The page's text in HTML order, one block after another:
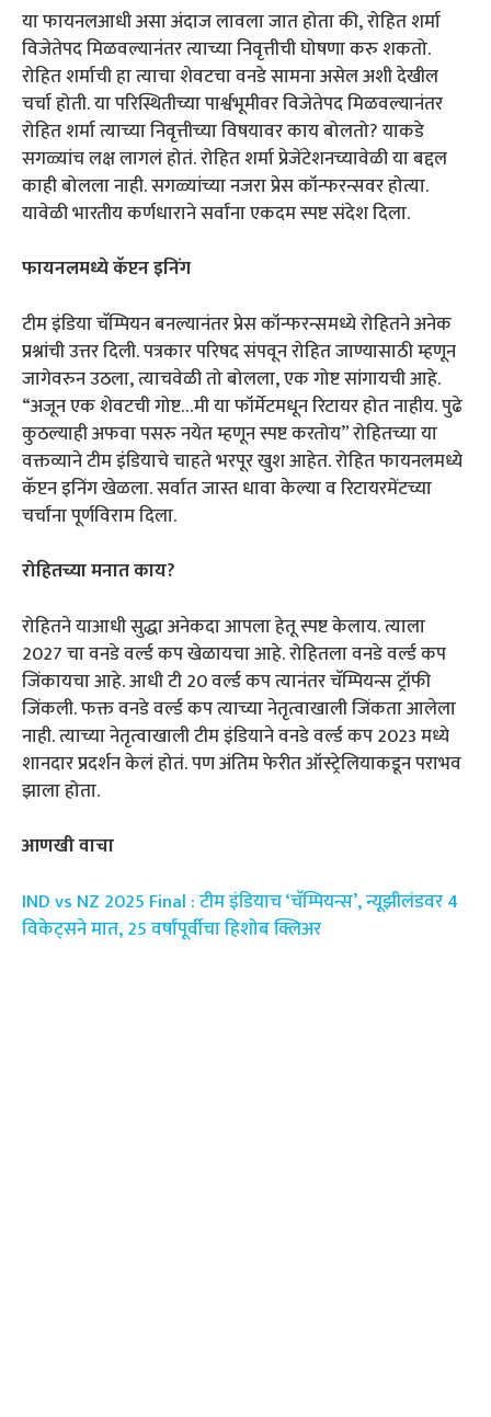
या फायनलआधी असा अंदाज लावला जात होता की, रोहित शर्मा
विजेतेपद मिळवल्यानंतर त्याच्या निवृत्तीची घोषणा करु शकतो.
रोहित शर्माची हा त्याचा शेवटचा वनडे सामना असेल अशी देखील
चर्चा होती. या परिस्थितीच्या पार्श्वभूमीवर विजेतेपद मिळवल्यानंतर
रोहित शर्मा त्याच्या निवृत्तीच्या विषयावर काय बोलतो? याकडे
सगळ्यांच लक्ष लागलं होतं. रोहित शर्मा प्रेजेंटेशनच्यावेळी या बद्दल
काही बोलला नाही. सगळ्यांच्या नजरा प्रेस कॉन्फरन्सवर होत्या.
यावेळी भारतीय कर्णधाराने सर्वांना एकदम स्पष्ट संदेश दिला.
फायनलमध्ये कॅप्टन इनिंग
टीम इंडिया चॅम्पियन बनल्यानंतर प्रेस कॉन्फरन्समध्ये रोहितने अनेक
प्रश्नांची उत्तर दिली. पत्रकार परिषद संपवून रोहित जाण्यासाठी म्हणून
जागेवरुन उठला, त्याचवेळी तो बोलला, एक गोष्ट सांगायची आहे.
“अजून एक शेवटची गोष्ट…मी या फॉर्मेटमधून रिटायर होत नाहीय. पुढे
कुठल्याही अफवा पसरु नयेत म्हणून स्पष्ट करतोय” रोहितच्या या
वक्तव्याने टीम इंडियाचे चाहते भरपूर खुश आहेत. रोहित फायनलमध्ये
कॅप्टन इनिंग खेळला. सर्वात जास्त धावा केल्या व रिटायरमेंटच्या
चर्चांना पूर्णविराम दिला.
रोहितच्या मनात काय?
रोहितने याआधी सुद्धा अनेकदा आपला हेतू स्पष्ट केलाय. त्याला
2027 चा वनडे वर्ल्ड कप खेळायचा आहे. रोहितला वनडे वर्ल्ड कप
जिंकायचा आहे. आधी टी 20 वर्ल्ड कप त्यानंतर चॅम्पियन्स ट्रॉफी
जिंकली. फक्त वनडे वर्ल्ड कप त्याच्या नेतृत्वाखाली जिंकता आलेला
नाही. त्याच्या नेतृत्वाखाली टीम इंडियाने वनडे वर्ल्ड कप 2023 मध्ये
शानदार प्रदर्शन केलं होतं. पण अंतिम फेरीत ऑस्ट्रेलियाकडून पराभव
झाला होता.
आणखी वाचा
IND vs NZ 2025 Final : टीम इंडियाच ‘चॅम्पियन्स’, न्यूझीलंडवर 4
विकेट्सने मात, 25 वर्षांपूर्वीचा हिशोब क्लिअर